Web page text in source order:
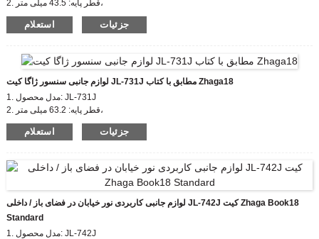
2. قطر پایه: 43.5 میلی متر،
ارتفاع پوشش ژاگا: 35 میلی متر
3. گواهی: اتحادیه اروپا zhaga، CE
استعلام جزئیات
لوازم جانبی سنسور ژاگا کیت JL-731J مطابق با کتاب Zhaga18
1. مدل محصول: JL-731J
2. قطر پایه: 63.2 میلی متر،
ارتفاع پوشش ژاگا: 50 میلی متر
3. گواهی: اتحادیه اروپا zhaga، CE
5. استاندارد سازگار: zhaga book18
استعلام جزئیات
لوازم جانبی کاربردی نور خیابان در فضای باز / داخلی JL-742J کیت Zhaga Book18
Standard
1. مدل محصول: JL-742J